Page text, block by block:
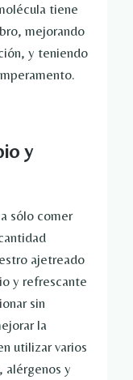
tiene
mejorando
y teniendo
y
sólo comer
ajetreado
y refrescante
sin
la
utilizar varios
alérgenos y